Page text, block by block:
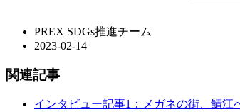
PREX SDGs推進チーム
2023-02-14
関連記事
インタビュー記事1：メガネの街、鯖江